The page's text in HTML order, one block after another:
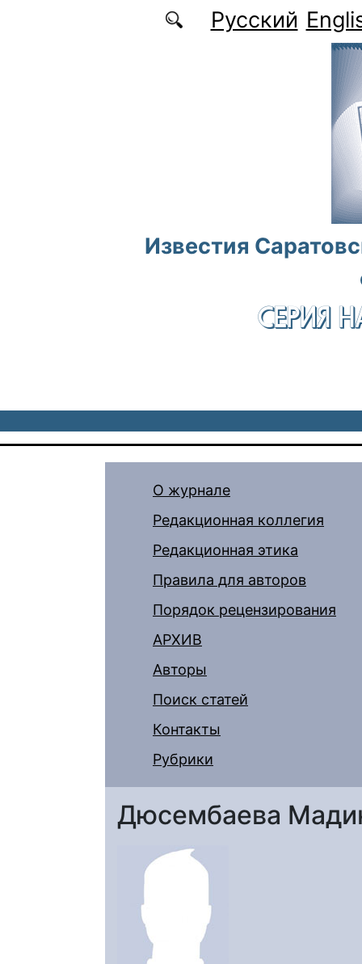
Перейти к основному содержаниюРусский
Известия
СЕРИЯ
О журнале
Редакционная коллегия
Редакционная этика
Правила для авторов
Порядок рецензирования
АРХИВ
Авторы
Поиск статей
Контакты
Рубрики
Дюсембаева